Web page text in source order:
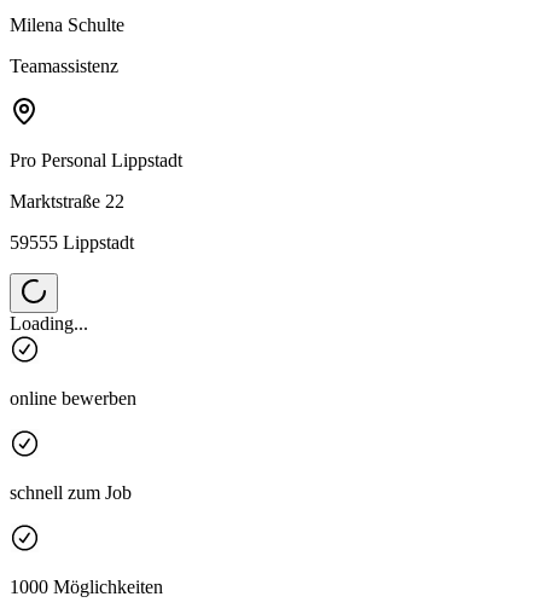
Milena Schulte
Teamassistenz
Pro Personal Lippstadt
Marktstraße 22
59555 Lippstadt
Loading...
online bewerben
schnell zum Job
1000 Möglichkeiten